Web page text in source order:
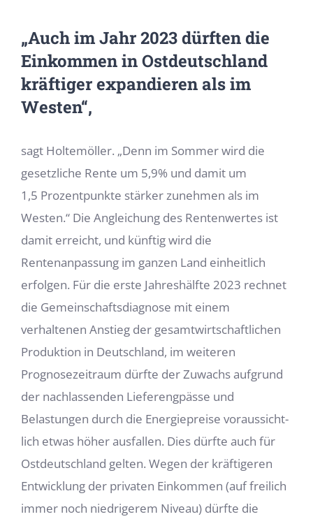
„Auch im Jahr 2023 dürften die
Einkommen in Ostdeutschland
kräftiger expandieren als im
Westen“,
sagt Holtemöller. „Denn im Sommer wird die
gesetzliche Rente um 5,9% und damit um
1,5 Prozentpunkte stärker zunehmen als im
Westen.“ Die Anglei­chung des Rentenwertes ist
damit erreicht, und künftig wird die
Rentenanpassung im ganzen Land einheitlich
erfolgen. Für die erste Jahreshälfte 2023 rechnet
die Gemein­schaftsdiagnose mit einem
verhaltenen Anstieg der gesamtwirtschaftlichen
Produk­tion in Deutschland, im weiteren
Prognosezeitraum dürfte der Zuwachs aufgrund
der nachlassenden Lieferengpässe und
Belastungen durch die Energiepreise voraussicht­
lich etwas höher ausfallen. Dies dürfte auch für
Ostdeutschland gelten. Wegen der kräftigeren
Entwicklung der privaten Einkommen (auf freilich
immer noch niedrige­rem Niveau) dürfte die